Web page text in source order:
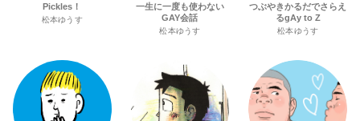
Pickles！
松本ゆうす
一生に一度も使わない
GAY会話
松本ゆうす
つぶやきかるだでさらえ
るgAy to Z
松本ゆうす